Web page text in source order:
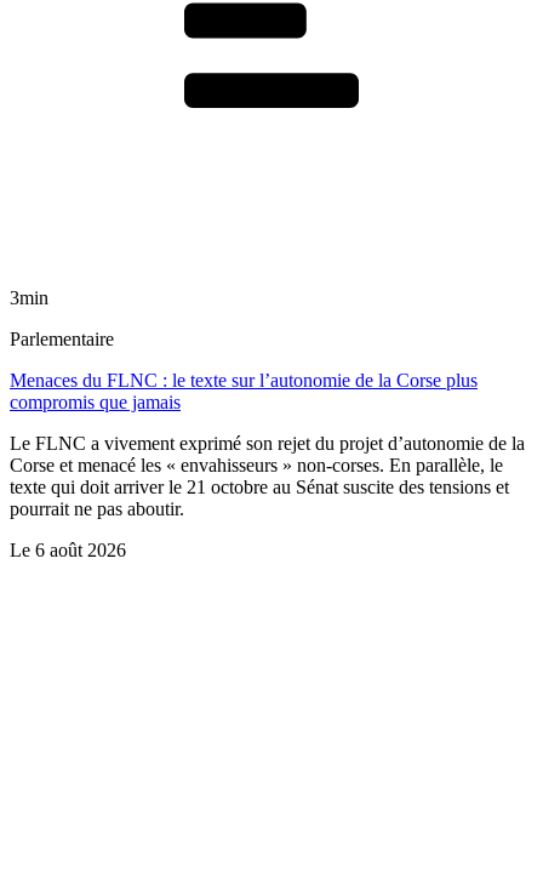
3min
Parlementaire
Menaces du FLNC : le texte sur l’autonomie de la Corse plus
compromis que jamais
Le FLNC a vivement exprimé son rejet du projet d’autonomie de la
Corse et menacé les « envahisseurs » non-corses. En parallèle, le
texte qui doit arriver le 21 octobre au Sénat suscite des tensions et
pourrait ne pas aboutir.
Le 6 août 2026